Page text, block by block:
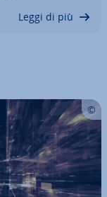
Leggi di più